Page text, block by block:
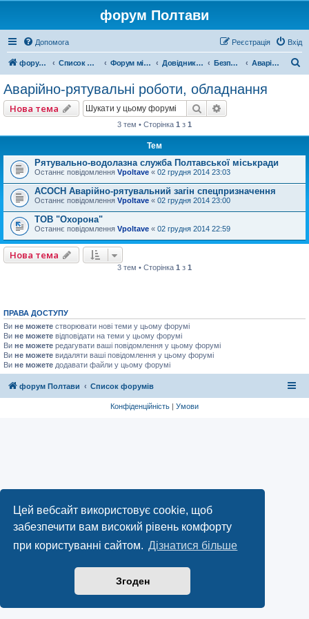
Цей вебсайт використовує cookie, щоб
забезпечити вам високий рівень комфорту
при користуванні сайтом. Дізнатися більше
Згоден
форум Полтави
Допомога Вхід
Реєстрація
форум Полтави Список форумів Форум міста Полтава Довідник Полтави Безпека і охорона Аварійно-рятувальні роботи, обладнання
Аварійно-рятувальні роботи, обладнання
Нова тема Пошук
3 тем • Сторінка 1 з 1
Тем
Рятувально-водолазна служба Полтавської міськради
Останнє повідомлення Vpoltave « 02 грудня 2014 23:03
АСОСН Аварійно-рятувальний загін спецпризначення
Останнє повідомлення Vpoltave « 02 грудня 2014 23:00
ТОВ "Охорона"
Останнє повідомлення Vpoltave « 02 грудня 2014 22:59
Нова тема
3 тем • Сторінка 1 з 1
ПРАВА ДОСТУПУ
Ви не можете створювати нові теми у цьому форумі
Ви не можете відповідати на теми у цьому форумі
Ви не можете редагувати ваші повідомлення у цьому форумі
Ви не можете видаляти ваші повідомлення у цьому форумі
Ви не можете додавати файли у цьому форумі
форум Полтави Список форумів
Конфіденційність | Умови